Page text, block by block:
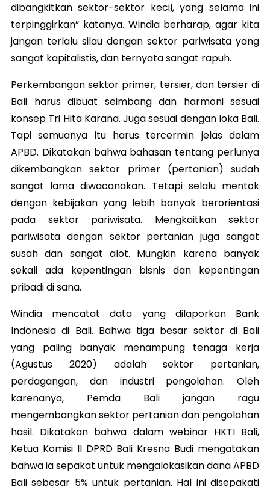
dibangkitkan sektor-sektor kecil, yang selama ini
terpinggirkan” katanya. Windia berharap, agar kita
jangan terlalu silau dengan sektor pariwisata yang
sangat kapitalistis, dan ternyata sangat rapuh.
Perkembangan sektor primer, tersier, dan tersier di
Bali harus dibuat seimbang dan harmoni sesuai
konsep Tri Hita Karana. Juga sesuai dengan loka Bali.
Tapi semuanya itu harus tercermin jelas dalam
APBD. Dikatakan bahwa bahasan tentang perlunya
dikembangkan sektor primer (pertanian) sudah
sangat lama diwacanakan. Tetapi selalu mentok
dengan kebijakan yang lebih banyak berorientasi
pada sektor pariwisata. Mengkaitkan sektor
pariwisata dengan sektor pertanian juga sangat
susah dan sangat alot. Mungkin karena banyak
sekali ada kepentingan bisnis dan kepentingan
pribadi di sana.
Windia mencatat data yang dilaporkan Bank
Indonesia di Bali. Bahwa tiga besar sektor di Bali
yang paling banyak menampung tenaga kerja
(Agustus 2020) adalah sektor pertanian,
perdagangan, dan industri pengolahan. Oleh
karenanya, Pemda Bali jangan ragu
mengembangkan sektor pertanian dan pengolahan
hasil. Dikatakan bahwa dalam webinar HKTI Bali,
Ketua Komisi II DPRD Bali Kresna Budi mengatakan
bahwa ia sepakat untuk mengalokasikan dana APBD
Bali sebesar 5% untuk pertanian. Hal ini disepakati